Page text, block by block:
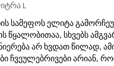
L
სამეფოს ელიტა
წყალობითაა, სხვებს
არ ხვდათ წილად,
ჩვეულებრივები არიან,